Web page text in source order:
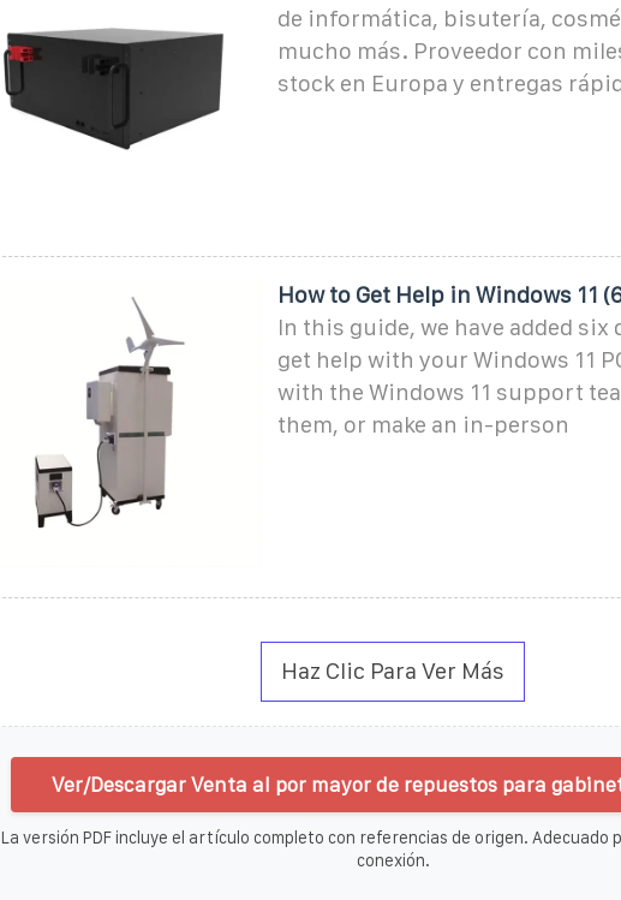
de informática, bisutería,
mucho más. Proveedor con
stock en Europa y entregas
How to Get Help in Windows 11
In this guide, we have added
get help with your Windows 11
with the Windows 11 support
them, or make an in-person
Haz Clic Para Ver Más
Ver/Descargar Venta al por mayor de repuestos para
La versión PDF incluye el artículo completo con referencias de origen. Adecuado
conexión.